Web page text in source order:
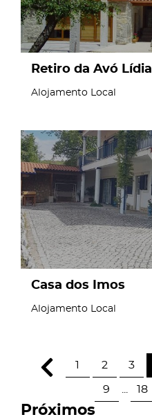
Retiro da Avó Lídia
Alojamento Local
page
Casa dos Imos
Alojamento Local
1 2 3
9 18
Próximos